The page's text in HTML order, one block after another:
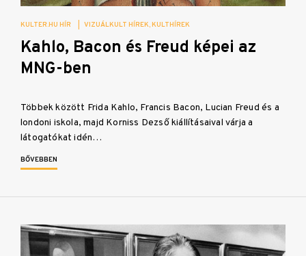
KULTER.HU HÍR VIZUÁLKULT HÍREK KULTHÍREK
Kahlo, Bacon és Freud képei az
MNG-ben
Többek között Frida Kahlo, Francis Bacon, Lucian Freud és a
londoni iskola, majd Korniss Dezső kiállításaival várja a
látogatókat idén…
BŐVEBBEN